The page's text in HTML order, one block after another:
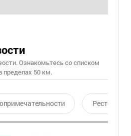
Ознакомьтесь со списком
пределах 50 км.
Ресторан